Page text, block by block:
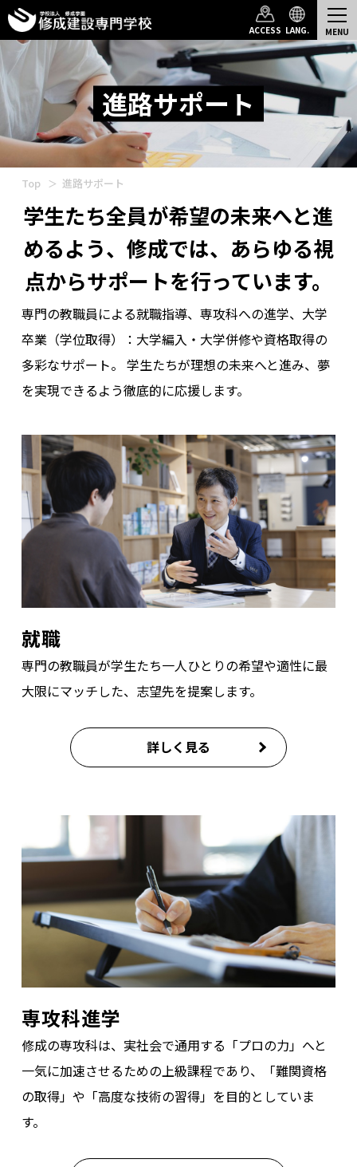
ACCESS LANG.
進路サポート
Top 進路サポート
学生たち全員が希望の未来へと進
めるよう、 修成では、あらゆる視
点からサポートを行っています。
専門の教職員による就職指導、専攻科への進学、大学
卒業（学位取得）：大学編入・大学併修や資格取得の
多彩なサポート。 学生たちが理想の未来へと進み、夢
を実現できるよう徹底的に応援します。
就職
専門の教職員が学生たち一人ひとりの希望や適性に最
大限にマッチした、志望先を提案します。
詳しく見る
専攻科進学
修成の専攻科は、実社会で通用する「プロの力」へと
一気に加速させるための上級課程であり、「難関資格
の取得」や「高度な技術の習得」を目的としていま
す。